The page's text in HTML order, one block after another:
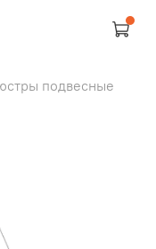
подвесные